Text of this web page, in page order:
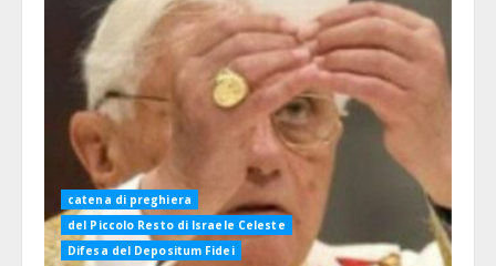
catena di preghiera
del Piccolo Resto di Israele Celeste
Difesa del Depositum Fidei